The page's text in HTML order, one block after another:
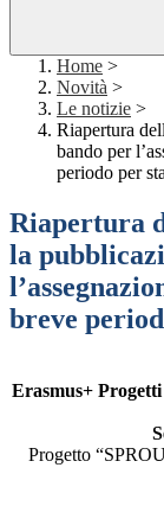
Home >
Novità >
Le notizie >
Riapertura
bando per
periodo per
Riapertura
la
breve
Erasmus+
Progetto